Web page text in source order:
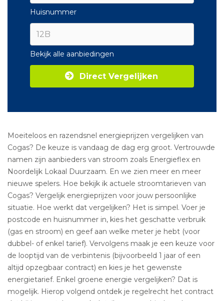
Huisnummer
Bekijk alle aanbiedingen
Direct Vergelijken
Moeiteloos en razendsnel energieprijzen vergelijken van
Cogas? De keuze is vandaag de dag erg groot. Vertrouwde
namen zijn aanbieders van stroom zoals Energieflex en
Noordelijk Lokaal Duurzaam. En we zien meer en meer
nieuwe spelers. Hoe bekijk ik actuele stroomtarieven van
Cogas? Vergelijk energieprijzen voor jouw persoonlijke
situatie. Hoe werkt dat vergelijken? Het is simpel. Voer je
postcode en huisnummer in, kies het geschatte verbruik
(gas en stroom) en geef aan welke meter je hebt (voor
dubbel- of enkel tarief). Vervolgens maak je een keuze voor
de looptijd van de verbintenis (bijvoorbeeld 1 jaar of een
altijd opzegbaar contract) en kies je het gewenste
energietarief. Enkel groene energie vergelijken? Dat is
mogelijk. Hierop volgend ontdek je regelrecht het contract